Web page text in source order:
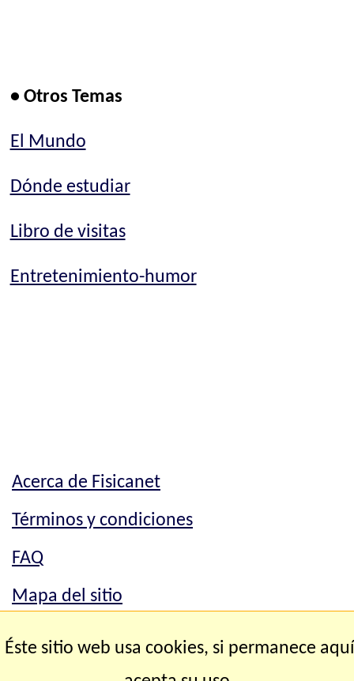
• Otros Temas
El Mundo
Dónde estudiar
Libro de visitas
Entretenimiento-humor
Acerca de Fisicanet
Términos y condiciones
FAQ
Mapa del sitio
Mapa del sitio
Éste sitio web usa cookies, si permanece aquí